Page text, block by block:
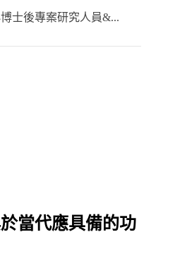
士後專案研究人員&...
當代應具備的功